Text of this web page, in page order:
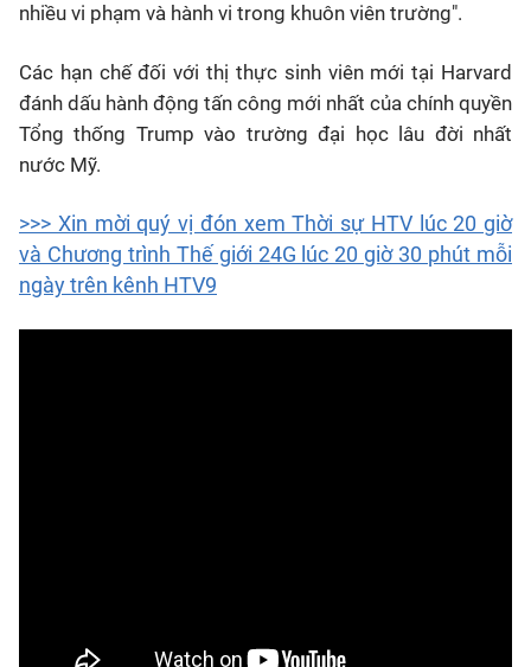
nhiều vi phạm và hành vi trong khuôn viên trường".
Các hạn chế đối với thị thực sinh viên mới tại Harvard
đánh dấu hành động tấn công mới nhất của chính quyền
Tổng thống Trump vào trường đại học lâu đời nhất
nước Mỹ.
>>> Xin mời quý vị đón xem Thời sự HTV lúc 20 giờ
và Chương trình Thế giới 24G lúc 20 giờ 30 phút mỗi
ngày trên kênh HTV9